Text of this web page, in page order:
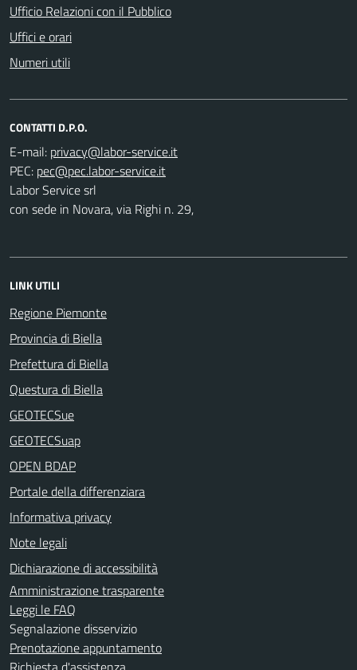
Ufficio Relazioni con il Pubblico
Uffici e orari
Numeri utili
CONTATTI D.P.O.
E-mail:
PEC:
Labor Service srl
con sede in Novara, via Righi n. 29,
LINK UTILI
Regione Piemonte
Provincia di Biella
Prefettura di Biella
Questura di Biella
GEOTECSue
GEOTECSuap
OPEN BDAP
Portale della differenziara
Informativa privacy
Note legali
Dichiarazione di accessibilità
Amministrazione trasparente
Leggi le FAQ
Segnalazione disservizio
Prenotazione appuntamento